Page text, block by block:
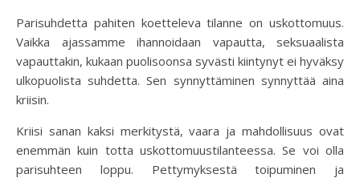
Parisuhdetta pahiten koetteleva tilanne on uskottomuus.
Vaikka ajassamme ihannoidaan vapautta, seksuaalista
vapauttakin, kukaan puolisoonsa syvästi kiintynyt ei hyväksy
ulkopuolista suhdetta. Sen synnyttäminen synnyttää aina
kriisin.
Kriisi sanan kaksi merkitystä, vaara ja mahdollisuus ovat
enemmän kuin totta uskottomuustilanteessa. Se voi olla
parisuhteen loppu. Pettymyksestä toipuminen ja